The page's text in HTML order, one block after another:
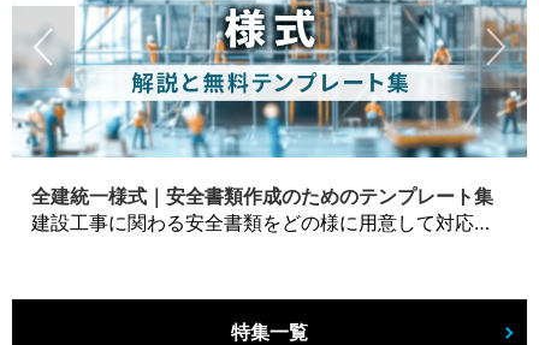
全建統一様式｜安全書類作成のためのテンプレート集
建設工事に関わる安全書類をどの様に用意して対応するか？関連書式テンプレートから書き方の注意点などの役立つコラムをbizoceanがお届けします。
特集一覧